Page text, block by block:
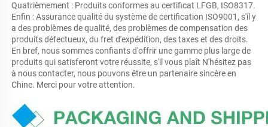
Quatrièmement : Produits conformes au certificat LFGB, ISO8317.
Enfin : Assurance qualité du système de certification ISO9001, s'il y
a des problèmes de qualité, des problèmes de compensation des
produits défectueux, du fret d'expédition, des taxes et des droits.
En bref, nous sommes confiants d'offrir une gamme plus large de
produits qui satisferont votre réussite, s'il vous plaît N'hésitez pas
à nous contacter, nous pouvons être un partenaire sincère en
Chine. Merci pour votre attention.